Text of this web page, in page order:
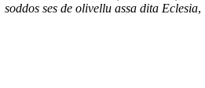
soddos ses de olivellu assa dita Eclesia,